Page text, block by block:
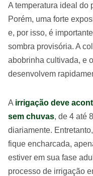
A temperatura ideal do
Porém, uma forte
e, por isso, é
sombra provisória. A
abobrinha cultivada, e
desenvolvem
A irrigação deve
sem chuvas, de 4 até
diariamente.
fique encharcada,
estiver em sua fase
processo de irrigação